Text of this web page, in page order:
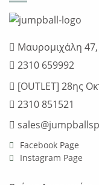
Μαυρομιχάλη
2310 659992
[OUTLET] 28ης
2310 851521
Facebook Page
Instagram Page